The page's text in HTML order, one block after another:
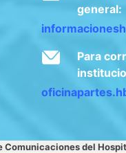
general:
Para
del